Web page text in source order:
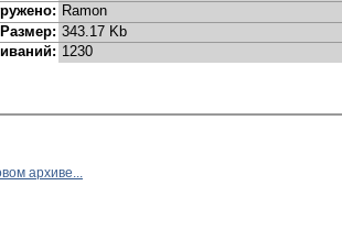
Ramon
Размер: 343.17 Kb
1230
архиве...